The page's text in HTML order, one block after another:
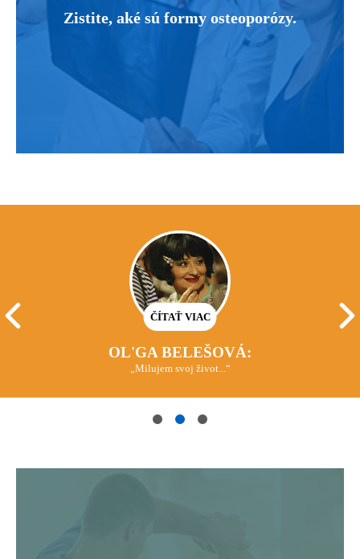
Zistite, aké sú formy osteoporózy.
OL'GA BELEŠOVÁ:
„Milujem svoj život...“